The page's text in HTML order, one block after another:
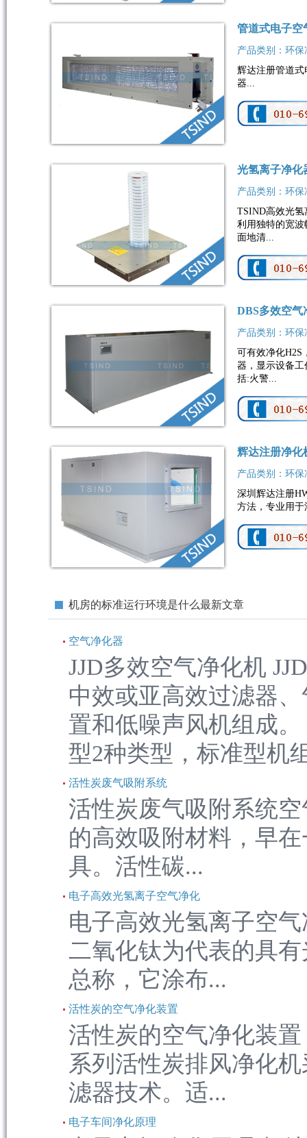
管道式电子空
产品类别：环保
辉达注册管道
器...
光氢离子净化
产品类别：环保
TSIND高效光
利用独特的宽
面地清...
DBS多效空气
产品类别：环保
可有效净化H2S
器，显示设备
括:火警...
辉达注册净化
产品类别：环保
深圳辉达注册
方法，专业用
机房的标准运行环境是什么最新文章
空气净化器
JJD多效空气净化机
中效或亚高效过滤器
置和低噪声风机组成
型2种类型，标准型机
活性炭废气吸附系统
活性炭废气吸附系统
的高效吸附材料，早
具。活性碳...
电子高效光氢离子空气净化
电子高效光氢离子空
二氧化钛为代表的具
总称，它涂布...
活性炭的空气净化装置
活性炭的空气净化装
系列活性炭排风净化
滤器技术。适...
电子车间净化原理